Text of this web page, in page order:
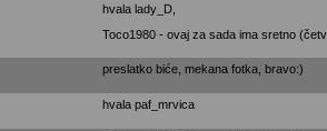
hvala lady_D,
Toco1980 - ovaj za sada ima sretno
preslatko biće, mekana fotka, bravo:)
hvala paf_mrvica